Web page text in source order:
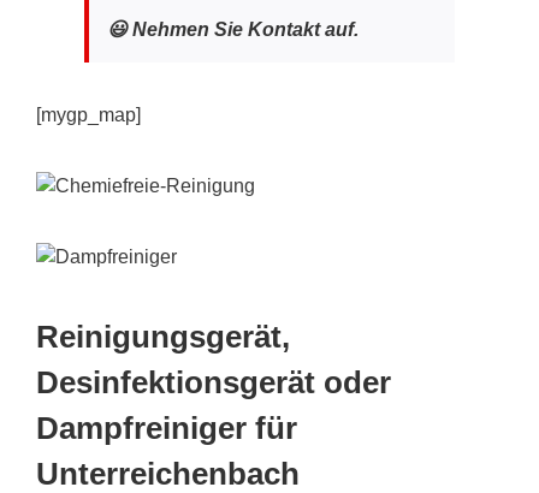
😃 Nehmen Sie Kontakt auf.
[mygp_map]
Reinigungsgerät,
Desinfektionsgerät oder
Dampfreiniger für
Unterreichenbach